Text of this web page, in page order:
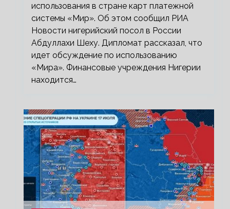
использования в стране карт платежной
системы «Мир». Об этом сообщил РИА
Новости нигерийский посол в России
Абдуллахи Шеху. Дипломат рассказал, что
идет обсуждение по использованию
«Мира». Финансовые учреждения Нигерии
находится…